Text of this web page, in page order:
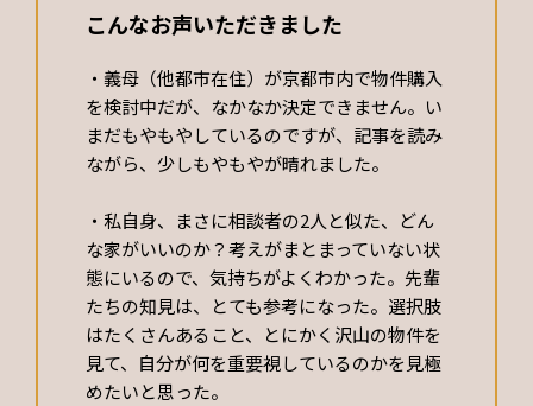
こんなお声いただきました
・義母（他都市在住）が京都市内で物件購入
を検討中だが、なかなか決定できません。い
まだもやもやしているのですが、記事を読み
ながら、少しもやもやが晴れました。
・私自身、まさに相談者の2人と似た、どん
な家がいいのか？考えがまとまっていない状
態にいるので、気持ちがよくわかった。先輩
たちの知見は、とても参考になった。選択肢
はたくさんあること、とにかく沢山の物件を
見て、自分が何を重要視しているのかを見極
めたいと思った。